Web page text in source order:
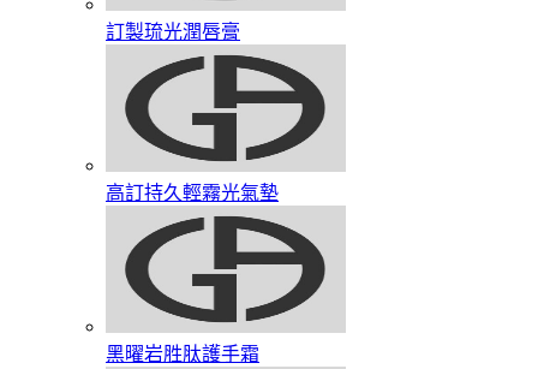
訂製琉光潤唇膏​
高訂持久輕霧光氣墊
黑曜岩胜肽護手霜​